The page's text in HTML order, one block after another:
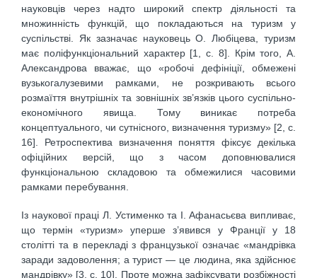
науковців через надто широкий спектр діяльності та
множинність функцій, що покладаються на туризм у
суспільстві. Як зазначає науковець О. Любіцева, туризм
має поліфункціональний характер [1, с. 8]. Крім того, А.
Александрова вважає, що «робочі дефініції, обмежені
вузькогалузевими рамками, не розкривають всього
розмаїття внутрішніх та зовнішніх зв’язків цього суспільно-
економічного явища. Тому виникає потреба
концептуального, чи сутнісного, визначення туризму» [2, с.
16]. Ретроспектива визначення поняття фіксує декілька
офіційних версій, що з часом доповнювалися
функціональною складовою та обмежилися часовими
рамками перебування.
Із наукової праці Л. Устименко та І. Афанасьєва випливає,
що термін «туризм» уперше з’явився у Франції у 18
столітті та в перекладі з французької означає «мандрівка
заради задоволення; а турист — це людина, яка здійснює
мандрівку» [3, с. 10]. Проте можна зафіксувати розбіжності